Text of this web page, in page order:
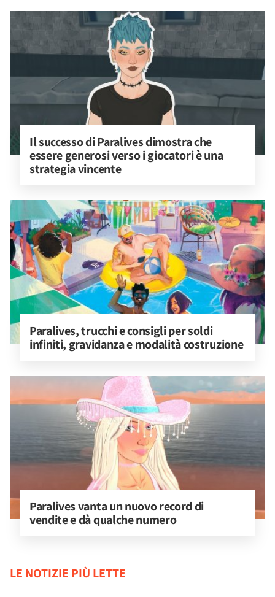
Il successo di Paralives dimostra che
essere generosi verso i giocatori è una
strategia vincente
Paralives, trucchi e consigli per soldi
infiniti, gravidanza e modalità costruzione
Paralives vanta un nuovo record di
vendite e dà qualche numero
LE NOTIZIE PIÙ LETTE